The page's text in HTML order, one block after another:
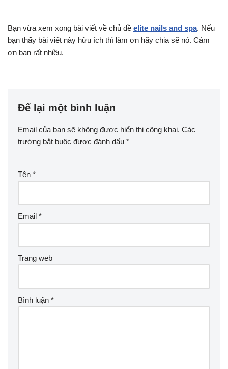
Bạn vừa xem xong bài viết về chủ đề elite nails and spa. Nếu
bạn thấy bài viết này hữu ích thì làm ơn hãy chia sẽ nó. Cảm
ơn bạn rất nhiều.
Để lại một bình luận
Email của bạn sẽ không được hiển thị công khai. Các
trường bắt buộc được đánh dấu *
Tên *
Email *
Trang web
Bình luận *